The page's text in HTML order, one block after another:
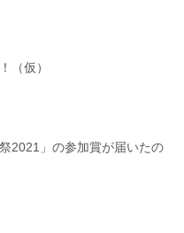
（仮）
2021」の参加賞が届いたの